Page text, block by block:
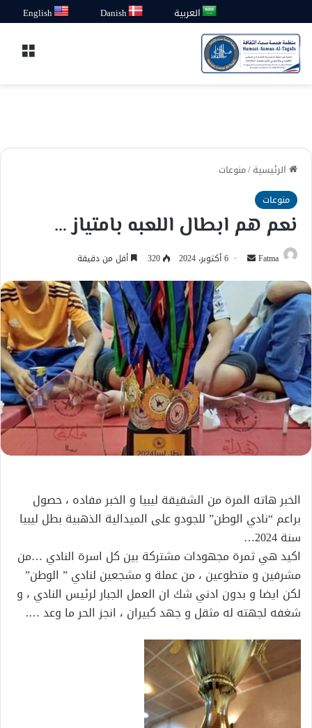
العربية Danish
English
الرئيسية/منوعات
منوعات
نعم هم ابطال اللعبه بامتياز …
Fatma
أرسل
إلكترونيا
6 أكتوبر، 2024 320 أقل من دقيقة
الخبر هاته المرة من الشقيقة ليبيا و الخبر مفاده ، حصول
براعم “نادي الوطن” للجودو على الميدالية الذهبية بطل ليبيا
سنة 2024…
اكيد هي ثمرة مجهودات مشتركة بين كل اسرة النادي …من
مشرفين و متطوعين ، من عملة و مشجعين لنادي ” الوطن”
لكن ايضا و بدون ادني شك ان العمل الجبار لرئيس النادي ، و
شغفه لجهته له مثقل و جهد كبيران ، انجز الحر ما وعد ….